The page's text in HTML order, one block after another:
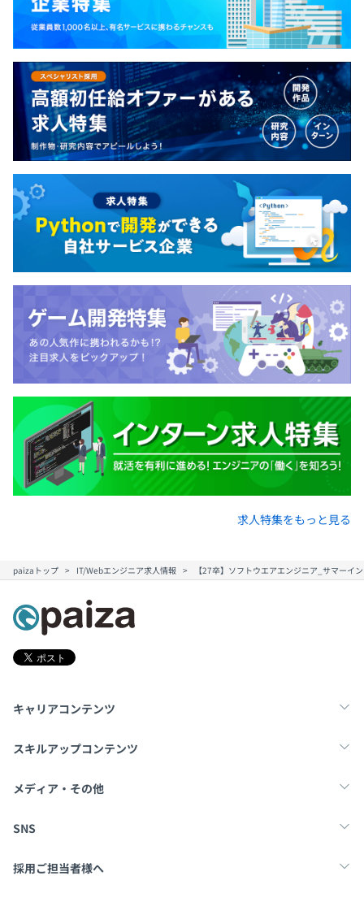
求人特集をもっと見る
paizaトップ IT/Webエンジニア求人情報 【27卒】ソフトウエアエンジニア_サマーイ
キャリアコンテンツ
転職・キャリア
スキルアップコンテンツ
学習
メディア・その他
Tech Team Journal
SNS
X
採用ご担当者様へ